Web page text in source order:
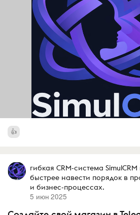
гибкая CRM-система
быстрее навести порядок в
и бизнес-процессах.
5 июн 2025